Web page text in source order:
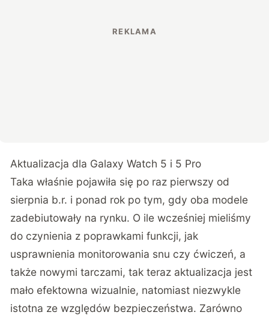
Aktualizacja dla Galaxy Watch 5 i 5 Pro
Taka właśnie pojawiła się po raz pierwszy od
sierpnia b.r. i ponad rok po tym, gdy oba modele
zadebiutowały na rynku. O ile wcześniej mieliśmy
do czynienia z poprawkami funkcji, jak
usprawnienia monitorowania snu czy ćwiczeń, a
także nowymi tarczami, tak teraz aktualizacja jest
mało efektowna wizualnie, natomiast niezwykle
istotna ze względów bezpieczeństwa. Zarówno